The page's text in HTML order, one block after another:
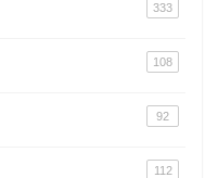
333
108
92
112